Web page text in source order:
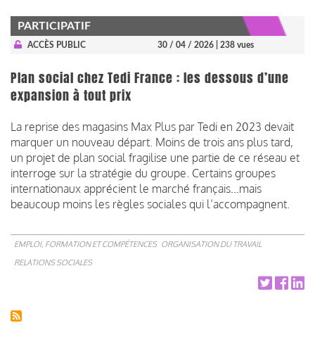
PARTICIPATIF
ACCÈS PUBLIC 30 / 04 / 2026 | 238 vues
Plan social chez Tedi France : les dessous d’une
expansion à tout prix
La reprise des magasins Max Plus par Tedi en 2023 devait
marquer un nouveau départ. Moins de trois ans plus tard,
un projet de plan social fragilise une partie de ce réseau et
interroge sur la stratégie du groupe. Certains groupes
internationaux apprécient le marché français…mais
beaucoup moins les règles sociales qui l’accompagnent.
EMPLOI, FORMATION ET COMPÉTENCES ORGANISATION DU TRAVAIL
RELATIONS SOCIALES